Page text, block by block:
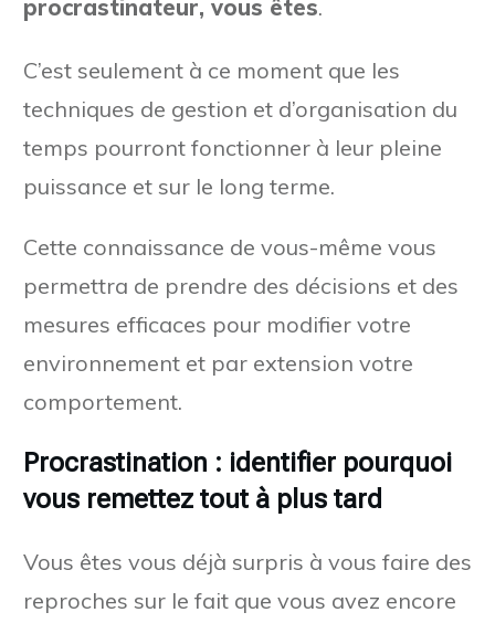
procrastinateur, vous êtes.
C’est seulement à ce moment que les
techniques de gestion et d’organisation du
temps pourront fonctionner à leur pleine
puissance et sur le long terme.
Cette connaissance de vous-même vous
permettra de prendre des décisions et des
mesures efficaces pour modifier votre
environnement et par extension votre
comportement.
Procrastination : identifier pourquoi
vous remettez tout à plus tard
Vous êtes vous déjà surpris à vous faire des
reproches sur le fait que vous avez encore